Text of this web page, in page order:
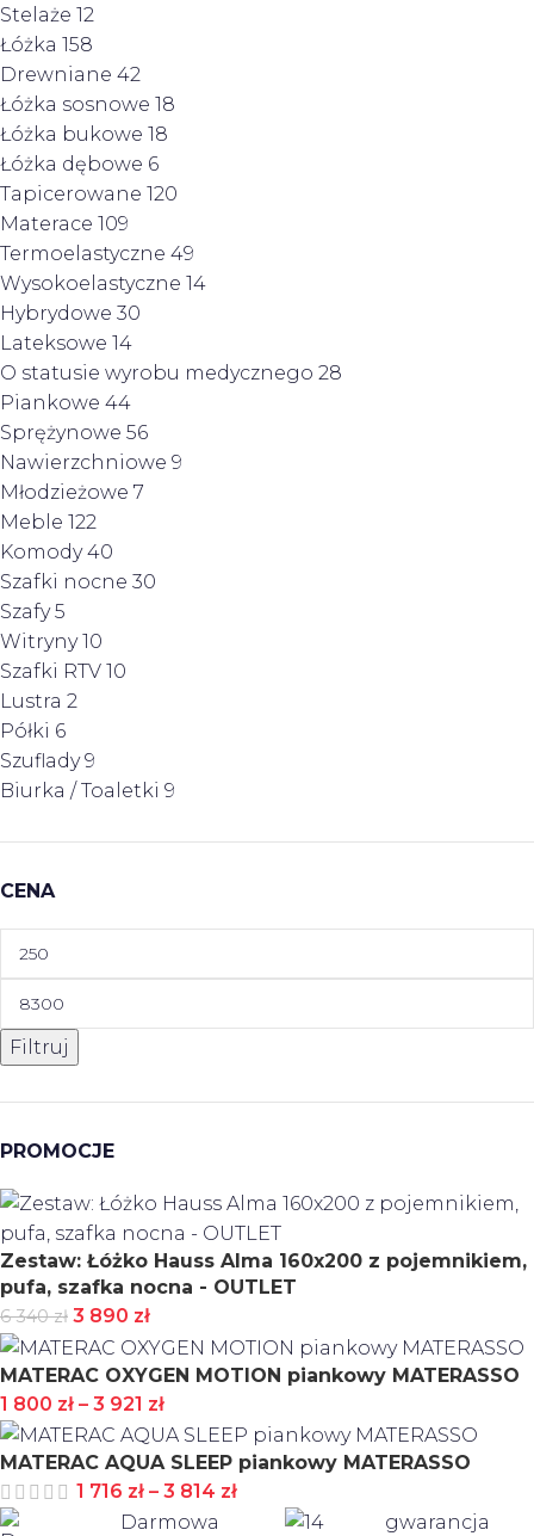
Stelaże 12
Łóżka 158
Drewniane 42
Łóżka sosnowe 18
Łóżka bukowe 18
Łóżka dębowe 6
Tapicerowane 120
Materace 109
Termoelastyczne 49
Wysokoelastyczne 14
Hybrydowe 30
Lateksowe 14
O statusie wyrobu medycznego 28
Piankowe 44
Sprężynowe 56
Nawierzchniowe 9
Młodzieżowe 7
Meble 122
Komody 40
Szafki nocne 30
Szafy 5
Witryny 10
Szafki RTV 10
Lustra 2
Półki 6
Szuflady 9
Biurka / Toaletki 9
CENA
Filtruj
PROMOCJE
Zestaw: Łóżko Hauss Alma 160x200 z pojemnikiem,
pufa, szafka nocna - OUTLET
6 340zł 3 890 zł
MATERAC OXYGEN MOTION piankowy MATERASSO
1 800 zł – 3 921 zł
MATERAC AQUA SLEEP piankowy MATERASSO
1 716 zł – 3 814 zł
Darmowa
gwarancja